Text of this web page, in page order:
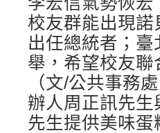
校友群能出現諾
出任總統者；
舉，希望校友
（文/公共事務
辦人周正訊先
先生提供美味蛋